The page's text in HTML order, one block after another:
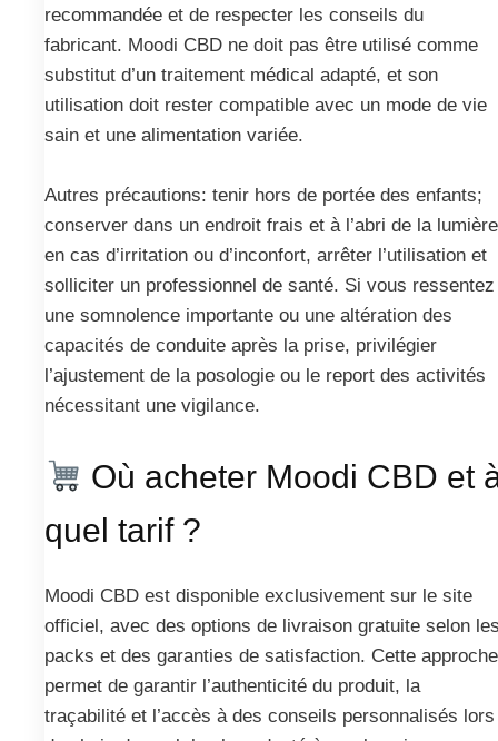
recommandée et de respecter les conseils du
fabricant. Moodi CBD ne doit pas être utilisé comme
substitut d’un traitement médical adapté, et son
utilisation doit rester compatible avec un mode de vie
sain et une alimentation variée.
Autres précautions: tenir hors de portée des enfants;
conserver dans un endroit frais et à l’abri de la
en cas d’irritation ou d’inconfort, arrêter l’utilisation et
solliciter un professionnel de santé. Si vous ressentez
une somnolence importante ou une altération des
capacités de conduite après la prise, privilégier
l’ajustement de la posologie ou le report des activités
nécessitant une vigilance.
Où acheter Moodi CBD et
quel tarif ?
Moodi CBD est disponible exclusivement sur le site
officiel, avec des options de livraison gratuite selon
packs et des garanties de satisfaction. Cette approche
permet de garantir l’authenticité du produit, la
traçabilité et l’accès à des conseils personnalisés lors